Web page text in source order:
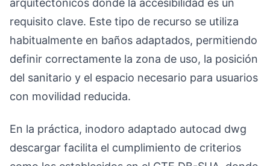
arquitectónicos donde la accesibilidad es un
requisito clave. Este tipo de recurso se utiliza
habitualmente en baños adaptados, permitiendo
definir correctamente la zona de uso, la posición
del sanitario y el espacio necesario para usuarios
con movilidad reducida.
En la práctica, inodoro adaptado autocad dwg
descargar facilita el cumplimiento de criterios